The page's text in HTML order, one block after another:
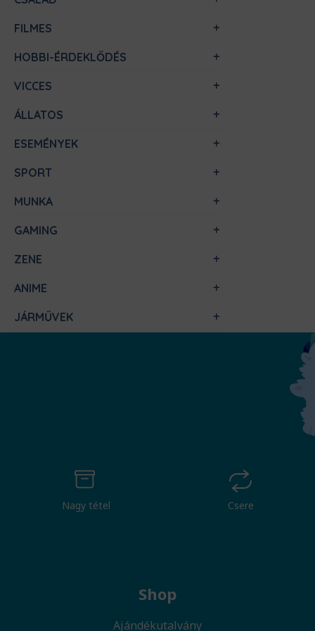
FILMES
HOBBI-ÉRDEKLŐDÉS
VICCES
ÁLLATOS
ESEMÉNYEK
SPORT
MUNKA
GAMING
ZENE
ANIME
JÁRMŰVEK
Nagy tétel Csere
Shop
Ajándékutalvány